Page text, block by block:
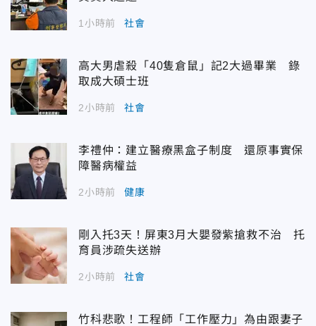
1小時前 社會
高大男虐殺「40隻倉鼠」記2大過畢業 錄
取成大碩士班
2小時前 社會
李禮仲：建立醫療黑盒子制度 還原事實保
障醫病權益
2小時前 健康
剛入托3天！屏東3月大嬰發紫搶救不治 托
育員涉疏失送辦
2小時前 社會
竹科悲歌！工程師「工作壓力」為由跟妻子